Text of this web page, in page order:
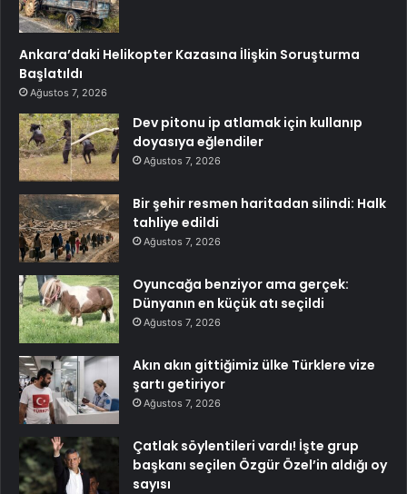
Ankara’daki Helikopter Kazasına İlişkin Soruşturma
Başlatıldı
Ağustos 7, 2026
Dev pitonu ip atlamak için kullanıp
doyasıya eğlendiler
Ağustos 7, 2026
Bir şehir resmen haritadan silindi: Halk
tahliye edildi
Ağustos 7, 2026
Oyuncağa benziyor ama gerçek:
Dünyanın en küçük atı seçildi
Ağustos 7, 2026
Akın akın gittiğimiz ülke Türklere vize
şartı getiriyor
Ağustos 7, 2026
Çatlak söylentileri vardı! İşte grup
başkanı seçilen Özgür Özel’in aldığı oy
sayısı